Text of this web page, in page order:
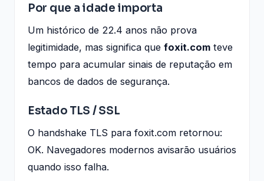
Por que a idade importa
Um histórico de 22.4 anos não prova
legitimidade, mas significa que foxit.com teve
tempo para acumular sinais de reputação em
bancos de dados de segurança.
Estado TLS / SSL
O handshake TLS para foxit.com retornou:
OK. Navegadores modernos avisarão usuários
quando isso falha.